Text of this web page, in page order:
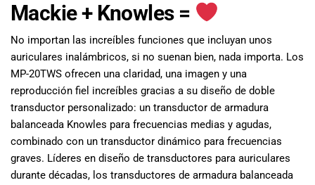
Mackie + Knowles =
No importan las increíbles funciones que incluyan unos
auriculares inalámbricos, si no suenan bien, nada importa. Los
MP-20TWS ofrecen una claridad, una imagen y una
reproducción fiel increíbles gracias a su diseño de doble
transductor personalizado: un transductor de armadura
balanceada Knowles para frecuencias medias y agudas,
combinado con un transductor dinámico para frecuencias
graves. Líderes en diseño de transductores para auriculares
durante décadas, los transductores de armadura balanceada